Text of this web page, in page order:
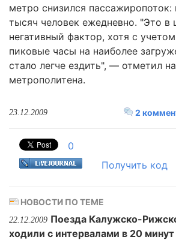
метро снизился
тысяч человек ежедневно. "Это в
негативный фактор, хотя с
пиковые часы на наиболее
стало легче ездить", — отметил
метрополитена.
2
23.12.2009
0
Получить код
НОВОСТИ ПО ТЕМЕ
22.12.2009 Поезда Калужско-
ходили с интервалами в 20